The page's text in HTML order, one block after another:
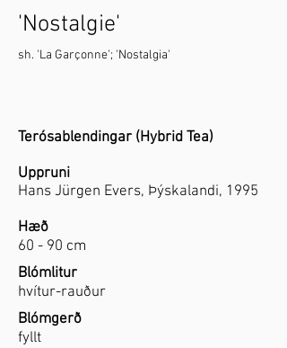
'Nostalgie'
sh. 'La Garçonne'; 'Nostalgia'
Terósablendingar (Hybrid Tea)
Uppruni
Hans Jürgen Evers, Þýskalandi, 1995
Hæð
60 - 90 cm
Blómlitur
hvítur-rauður
Blómgerð
fyllt